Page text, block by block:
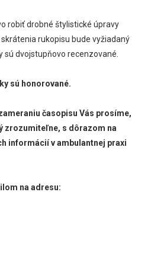
robiť drobné štylistické úpravy
rukopisu bude vyžiadaný
sú dvojstupňovo recenzované.
sú honorované.
časopisu Vás prosíme,
zrozumiteľne, s dôrazom na
informácií v ambulantnej praxi
na adresu: